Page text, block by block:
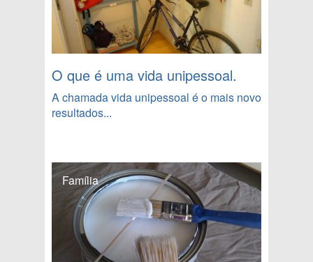
O que é uma vida unipessoal.
A chamada vida unipessoal é o mais novo
resultados...
Família